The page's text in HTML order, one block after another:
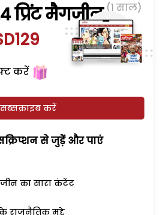
प्रिंट मैगजीन (1 साल)
करें
सब्सक्राइब करें
से जुड़ेें और पाएं
का सारा कंटेंट
राजनैतिक मुद्दे